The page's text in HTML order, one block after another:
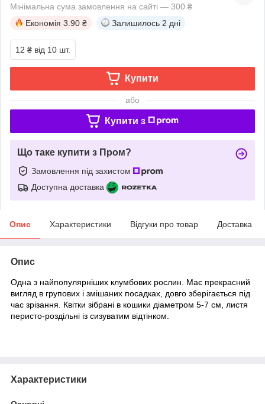
Мінімальна сума замовлення на сайті — 300 ₴
Економія 3.90 ₴ Залишилось 2 дні
12 ₴ від 10 шт.
Купити
або
Купити з
Що таке купити з Пром?
Замовлення під захистом
Доступна доставка
Опис Характеристики Відгуки про товар Доставка
Опис
Одна з найпопулярніших клумбових рослин. Має прекрасний
вигляд в групових і змішаних посадках, довго зберігається під
час зрізання. Квітки зібрані в кошики діаметром 5-7 см, листя
перисто-роздільні із сизуватим відтінком.
Характеристики